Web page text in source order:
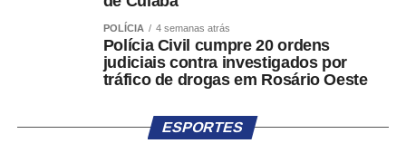
Ministério Público, após diálogo com os familiares das
vítimas, manifestou-se favoravelmente à abertura da
Apesar do levantamento do sigilo, a decisão estabelece
restrições para a cobertura do julgamento. A cobertura
POLÍCIA 4 semanas atrás
Polícia Civil cumpre 20 ordens
judiciais contra investigados por
tráfico de drogas em Rosário Oeste
ESPORTES